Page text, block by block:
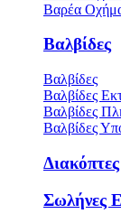
Βαρέα
Βαλβίδες
Βαλβίδες
Βαλβίδες
Βαλβίδες
Βαλβίδες
Σωλήνες